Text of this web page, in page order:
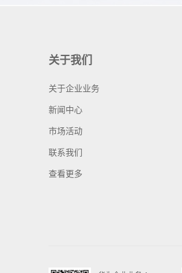
关于我们
关于企业业务
新闻中心
市场活动
联系我们
查看更多